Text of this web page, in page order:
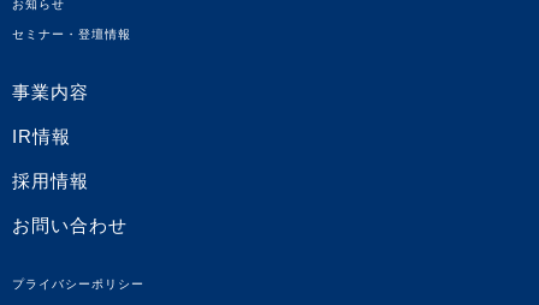
お知らせ
セミナー・登壇情報
事業内容
IR情報
採用情報
お問い合わせ
プライバシーポリシー